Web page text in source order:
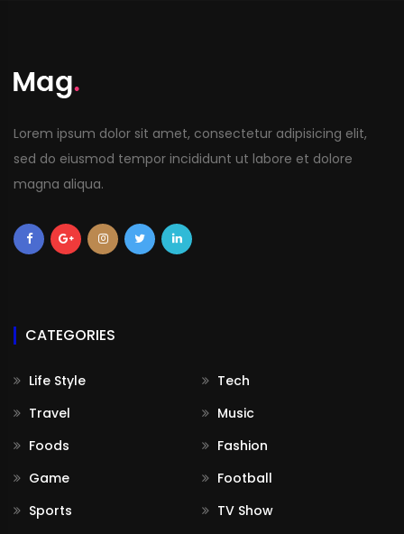
Lorem ipsum dolor sit amet, consectetur adipisicing elit,
sed do eiusmod tempor incididunt ut labore et dolore
magna aliqua.
CATEGORIES
Life Style
Tech
Travel
Music
Foods
Fashion
Game
Football
Sports
TV Show